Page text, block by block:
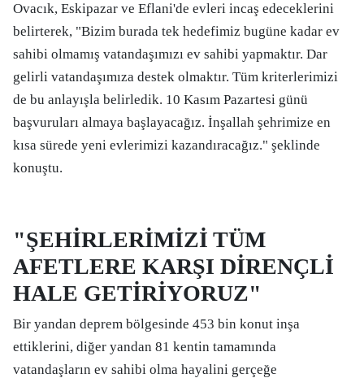
Ovacık, Eskipazar ve Eflani'de evleri incaş edeceklerini
belirterek, "Bizim burada tek hedefimiz bugüne kadar ev
sahibi olmamış vatandaşımızı ev sahibi yapmaktır. Dar
gelirli vatandaşımıza destek olmaktır. Tüm kriterlerimizi
de bu anlayışla belirledik. 10 Kasım Pazartesi günü
başvuruları almaya başlayacağız. İnşallah şehrimize en
kısa sürede yeni evlerimizi kazandıracağız." şeklinde
konuştu.
"ŞEHİRLERİMİZİ TÜM
AFETLERE KARŞI DİRENÇLİ
HALE GETİRİYORUZ"
Bir yandan deprem bölgesinde 453 bin konut inşa
ettiklerini, diğer yandan 81 kentin tamamında
vatandaşların ev sahibi olma hayalini gerçeğe